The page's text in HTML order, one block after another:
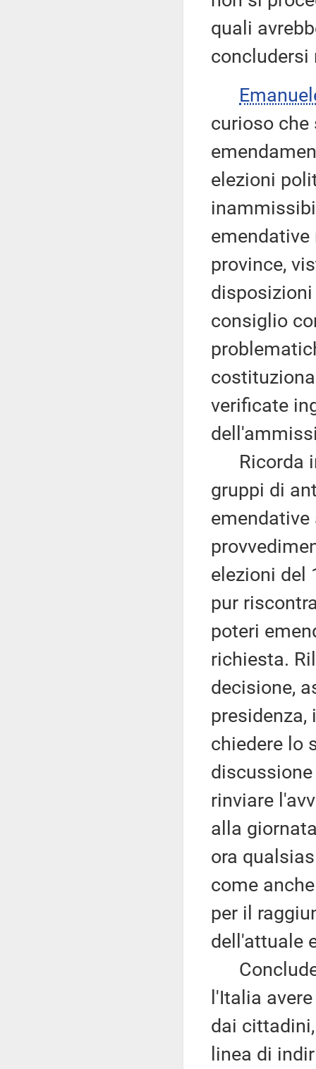
quali
concludersi
curioso
elezioni
province,
consiglio
verificate
Ricorda
gruppi di
elezioni del
pur
poteri
richiesta.
decisione,
presidenza,
chiedere lo
rinviare
alla
ora
come
per il
dell'attuale
Conclude
l'Italia
dai
linea di